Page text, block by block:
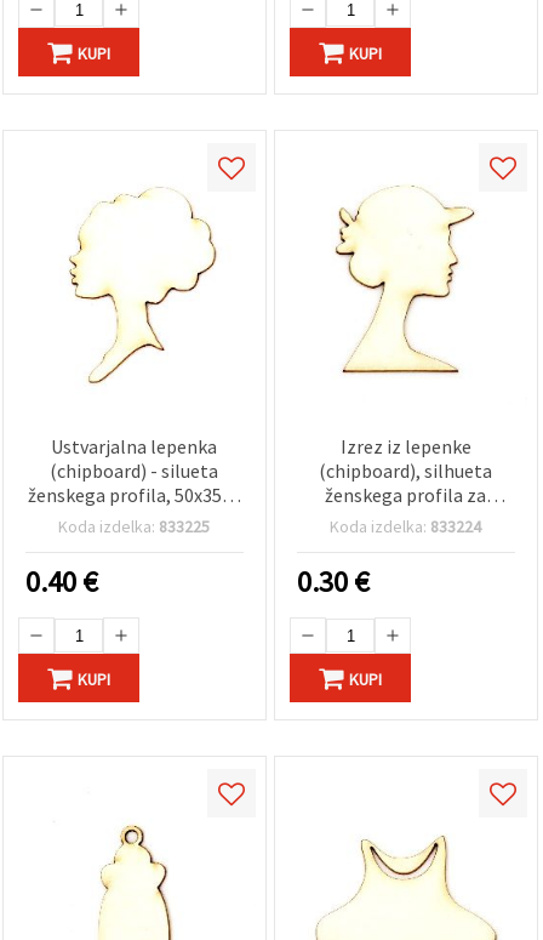
KUPI KUPI
Ustvarjalna lepenka
(chipboard) - silueta
ženskega profila, 50x35x1
mm - 2 kosa
Koda izdelka: 833225
0.40€
KUPI
Izrez iz lepenke
(chipboard), silhueta
ženskega profila za
dekoracijo in
mm, 2 kosa
Koda izdelka: 833224
0.30€
KUPI